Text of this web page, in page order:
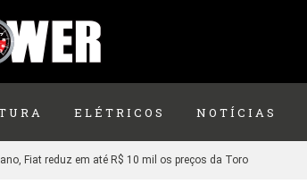
ELÉTRICOS NOTÍCIAS
Fiat reduz em até R$ 10 mil os preços da Toro